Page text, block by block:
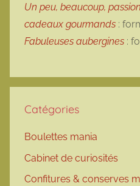
Un peu, beaucoup,
cadeaux gourmands :
Fabuleuses aubergines :
Catégories
Boulettes mania
Cabinet de curiosités
Confitures & conserves